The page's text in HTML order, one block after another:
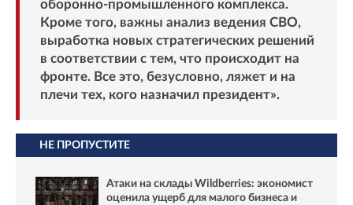
оборонно-промышленного комплекса.
Кроме того, важны анализ ведения СВО,
выработка новых стратегических решений
в соответствии с тем, что происходит на
фронте. Все это, безусловно, ляжет и на
плечи тех, кого назначил президент».
НЕ ПРОПУСТИТЕ
Атаки на склады Wildberries: экономист
оценила ущерб для малого бизнеса и